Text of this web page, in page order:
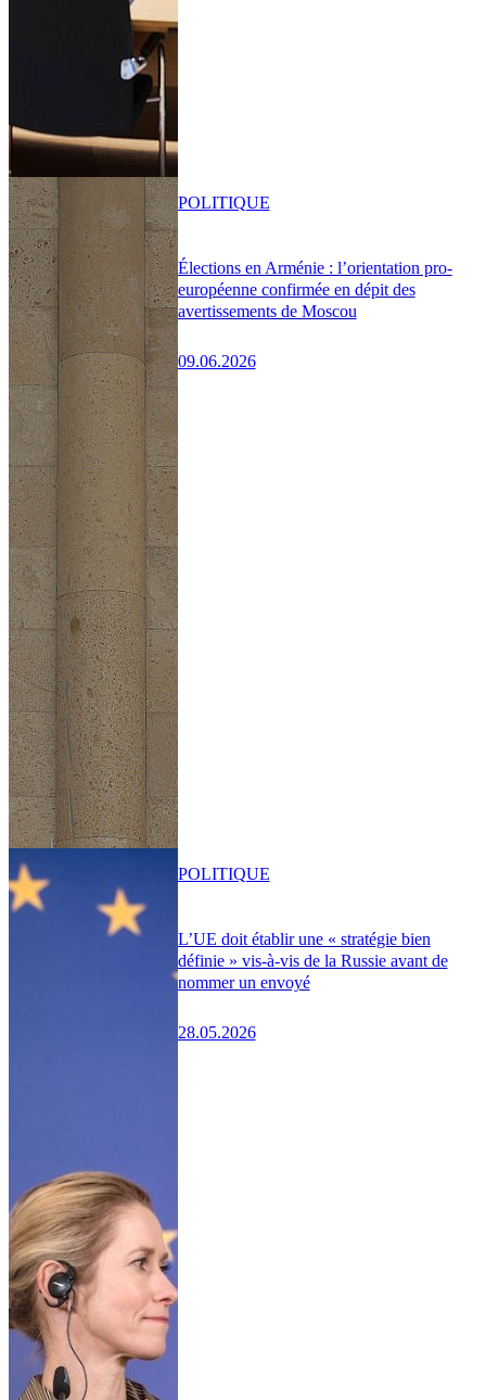
Élections en Arménie : l’orientation pro-
européenne confirmée en dépit des
avertissements de Moscou
09.06.2026
POLITIQUE
L’UE doit établir une « stratégie bien
définie » vis-à-vis de la Russie avant de
nommer un envoyé
28.05.2026
POLITIQUE